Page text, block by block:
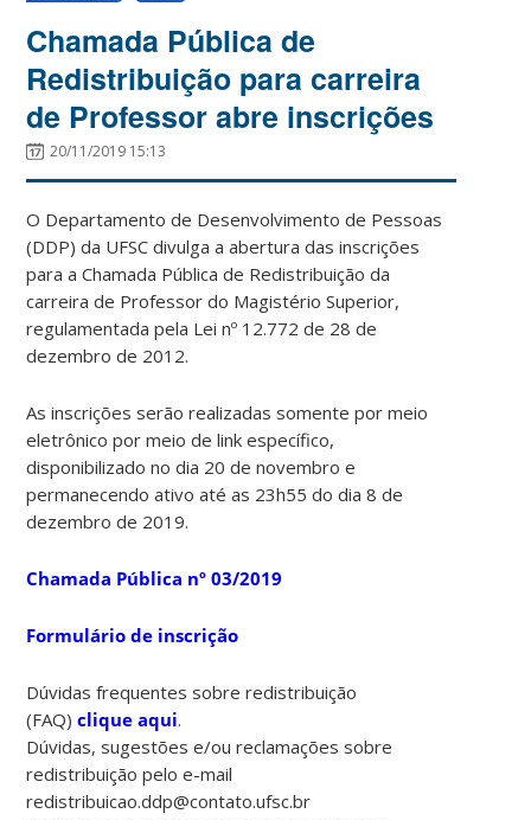
Chamada Pública de
Redistribuição para carreira
de Professor abre inscrições
20/11/2019 15:13
O Departamento de Desenvolvimento de Pessoas
(DDP) da UFSC divulga a abertura das inscrições
para a Chamada Pública de Redistribuição da
carreira de Professor do Magistério Superior,
regulamentada pela Lei nº 12.772 de 28 de
dezembro de 2012.
As inscrições serão realizadas somente por meio
eletrônico por meio de link específico,
disponibilizado no dia 20 de novembro e
permanecendo ativo até as 23h55 do dia 8 de
dezembro de 2019.
Chamada Pública nº 03/2019
Formulário de inscrição
Dúvidas frequentes sobre redistribuição
(FAQ)clique aqui.
Dúvidas, sugestões e/ou reclamações sobre
redistribuição pelo e-mail
redistribuicao.ddp@contato.ufsc.br